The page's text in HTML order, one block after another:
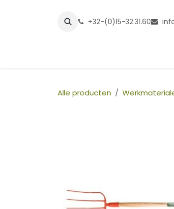
+32-(0)15-32.31.60
Alle producten